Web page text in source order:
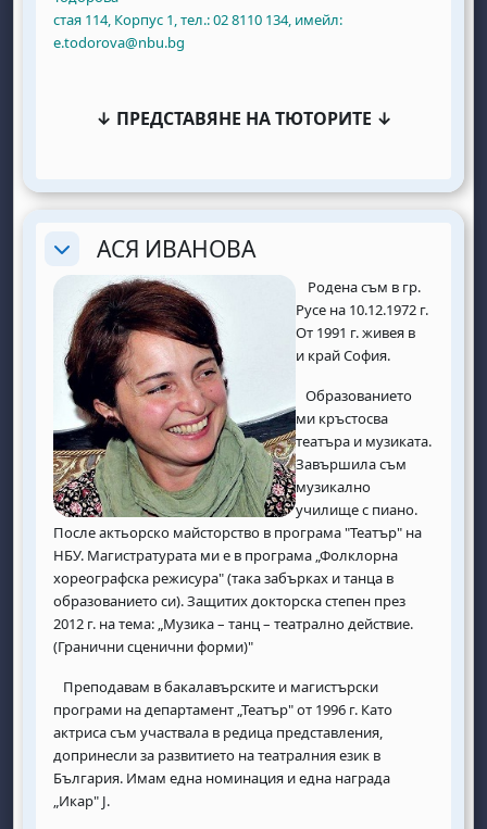
стая 114, Корпус 1, тел.: 02 8110 134, имейл:
e.todorova@nbu.bg
↓ ПРЕДСТАВЯНЕ НА ТЮТОРИТЕ ↓
ReplierАСЯ ИВАНОВА
Родена съм в гр.
Русе на 10.12.1972 г.
От 1991 г. живея в
и край София.
Образованието
ми кръстосва
театъра и музиката.
Завършила съм
музикално
училище с пиано.
После актьорско майсторство в програма "Театър" на
НБУ. Магистратурата ми е в програма „Фолклорна
хореографска режисура" (така забърках и танца в
образованието си). Защитих докторска степен през
2012 г. на тема: „Музика – танц – театрално действие.
(Гранични сценични форми)"
Преподавам в бакалавърските и магистърски
програми на департамент „Театър" от 1996 г. Като
актриса съм участвала в редица представления,
допринесли за развитието на театралния език в
България. Имам една номинация и една награда
„Икар" J.